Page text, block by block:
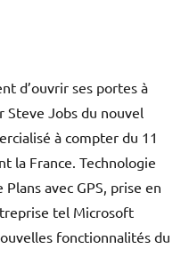
d’ouvrir ses portes à
Steve Jobs du nouvel
à compter du 11
la France. Technologie
avec GPS, prise en
tel Microsoft
fonctionnalités du